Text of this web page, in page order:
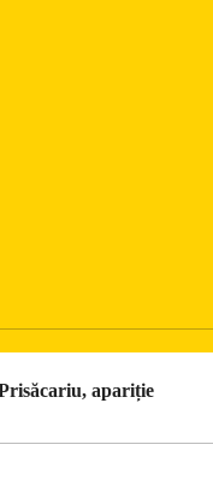
apariție